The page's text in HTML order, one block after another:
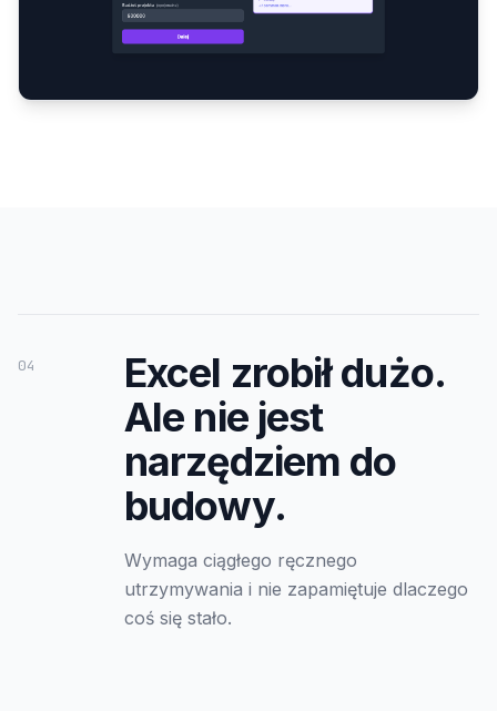
04
Excel zrobił dużo.
Ale nie jest
narzędziem do
budowy.
Wymaga ciągłego ręcznego
utrzymywania i nie zapamiętuje dlaczego
coś się stało.